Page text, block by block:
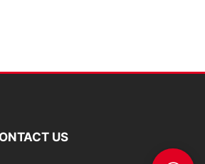
US